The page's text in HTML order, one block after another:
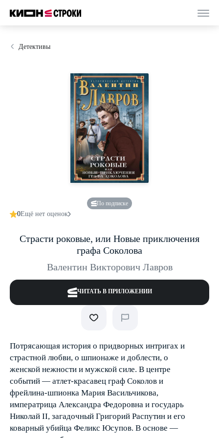
Детективы
По подписке
0Ещё нет оценок
Страсти роковые, или Новые приключения
графа Соколова
Валентин Викторович Лавров
ЧИТАТЬ В ПРИЛОЖЕНИИ
Потрясающая история о придворных интригах и
страстной любви, о шпионаже и доблести, о
женской нежности и мужской силе. В центре
событий — атлет-красавец граф Соколов и
фрейлина-шпионка Мария Васильчикова,
императрица Александра Федоровна и государь
Николай II, загадочный Григорий Распутин и его
коварный убийца Феликс Юсупов. В основе —